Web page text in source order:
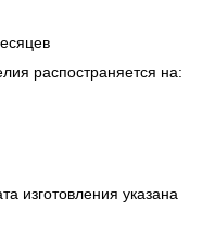
распостраняется на:
изготовления указана